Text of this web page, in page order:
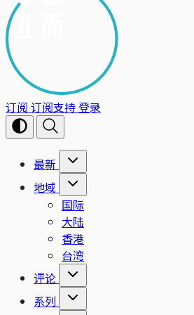
订阅 订阅支持登录
最新
地域
国际
大陆
香港
台湾
评论
系列